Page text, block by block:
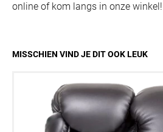
online of kom langs in onze winkel!
MISSCHIEN VIND JE DIT OOK LEUK